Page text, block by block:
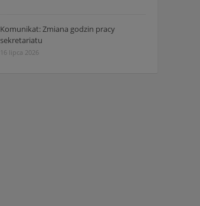
Komunikat: Zmiana godzin pracy
sekretariatu
16 lipca 2026